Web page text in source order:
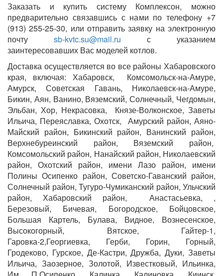
Заказать и купить систему Комплексон, можно
предварительно связавшись с нами по телефону +7
(913) 255-25-30, или отправить заявку на электронную
почту sb-kvtc.su@mail.ru с указанием
заинтересовавших Вас моделей котлов.
Доставка осуществляется во все районы Хабаровского
края, включая: Хабаровск, Комсомольск-на-Амуре,
Амурск, Советская Гавань, Николаевск-на-Амуре,
Бикин, Аян, Ванино, Вяземский, Солнечный, Чегдомын,
Эльбан, Хор, Некрасовка, Князе-Волконское, Заветы
Ильича, Переяславка, Охотск, Амурский район, Аяно-
Майский район, Бикинский район, Ванинский район,
Верхнебуреинский район, Вяземский район,
Комсомольский район, Нанайский район, Николаевский
район, Охотский район, имени Лазо район, имени
Полины Осипенко район, Советско-Гаванский район,
Солнечный район, Тугуро-Чумиканский район, Ульчский
район, Хабаровский район, Анастасьевка, ,
Березовый, Бичевая, Богородское, Бойцовское,
Большая Картель, Булава, Видное, Вознесенское,
Высокогорный, Вятское, Гайтер-1,
Гаровка-2,Георгиевка, Герби, Горин, Горный,
Гродеково, Гурское, Де-Кастри, Дружба, Дуки, Заветы
Ильича, Заозерное, Золотой, Известковый, Ильинка,